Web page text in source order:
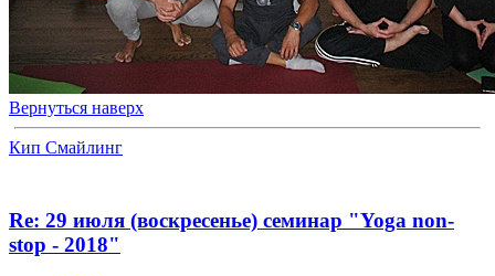
Вернуться наверх
Кип Смайлинг
Re: 29 июля (воскресенье) семинар "Yoga non-
stop - 2018"